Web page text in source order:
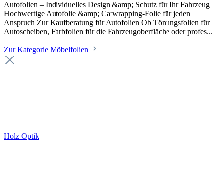
Autofolien – Individuelles Design &amp; Schutz für Ihr Fahrzeug
Hochwertige Autofolie &amp; Carwrapping-Folie für jeden
Anspruch Zur Kaufberatung für Autofolien Ob Tönungsfolien für
Autoscheiben, Farbfolien für die Fahrzeugoberfläche oder profes...
Zur Kategorie Möbelfolien
Holz Optik